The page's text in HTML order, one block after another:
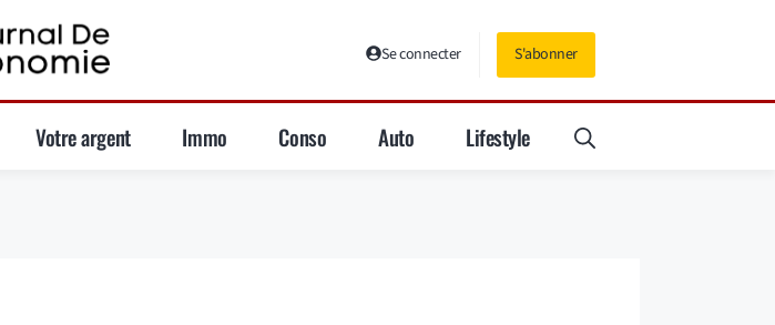
Se connecter S'abonner
Votre argent Immo Conso Auto Lifestyle